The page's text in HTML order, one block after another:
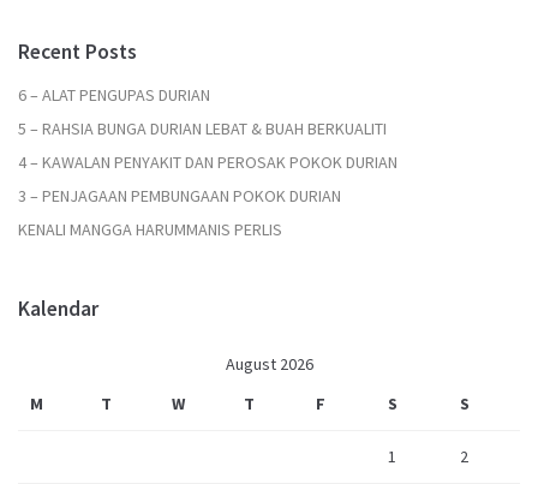
Recent Posts
6 – ALAT PENGUPAS DURIAN
5 – RAHSIA BUNGA DURIAN LEBAT & BUAH BERKUALITI
4 – KAWALAN PENYAKIT DAN PEROSAK POKOK DURIAN
3 – PENJAGAAN PEMBUNGAAN POKOK DURIAN
KENALI MANGGA HARUMMANIS PERLIS
Kalendar
August 2026
M
T W T F S S
1 2